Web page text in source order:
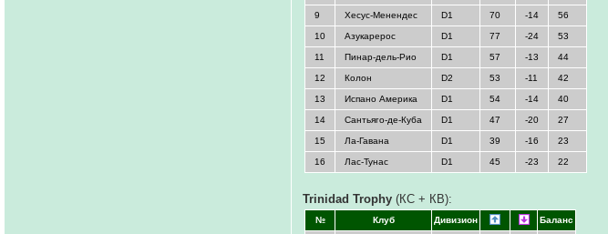
9 Хесус-Менендес D1 70 -14 56
10 Азукарерос D1 77 -24 53
11 Пинар-дель-Рио D1 57 -13 44
12 Колон D2 53 -11 42
13 Испано Америка D1 54 -14 40
14 Сантьяго-де-Куба D1 47 -20 27
15 Ла-Гавана D1 39 -16 23
16 Лас-Тунас D1 45 -23 22
Trinidad Trophy (КС + КВ):
№ Клуб Дивизион Баланс